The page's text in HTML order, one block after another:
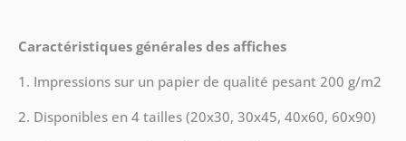
Caractéristiques générales des affiches
1. Impressions sur un papier de qualité pesant 200 g/m2
2. Disponibles en 4 tailles (20x30, 30x45, 40x60, 60x90)